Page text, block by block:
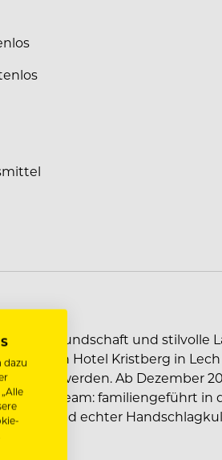
Gastfreundschaft und stilvolle
neuen Hotel Kristberg in Lech
werden. Ab Dezember
und Team: familiengeführt in
und echter
dazu